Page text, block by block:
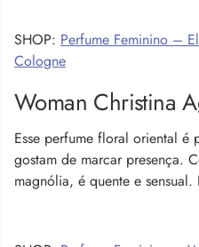
SHOP: Perfume Feminino –
Cologne
Woman Christina
Esse perfume floral oriental é
gostam de marcar presença.
magnólia, é quente e